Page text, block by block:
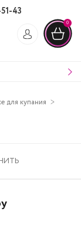
43
0
для купания